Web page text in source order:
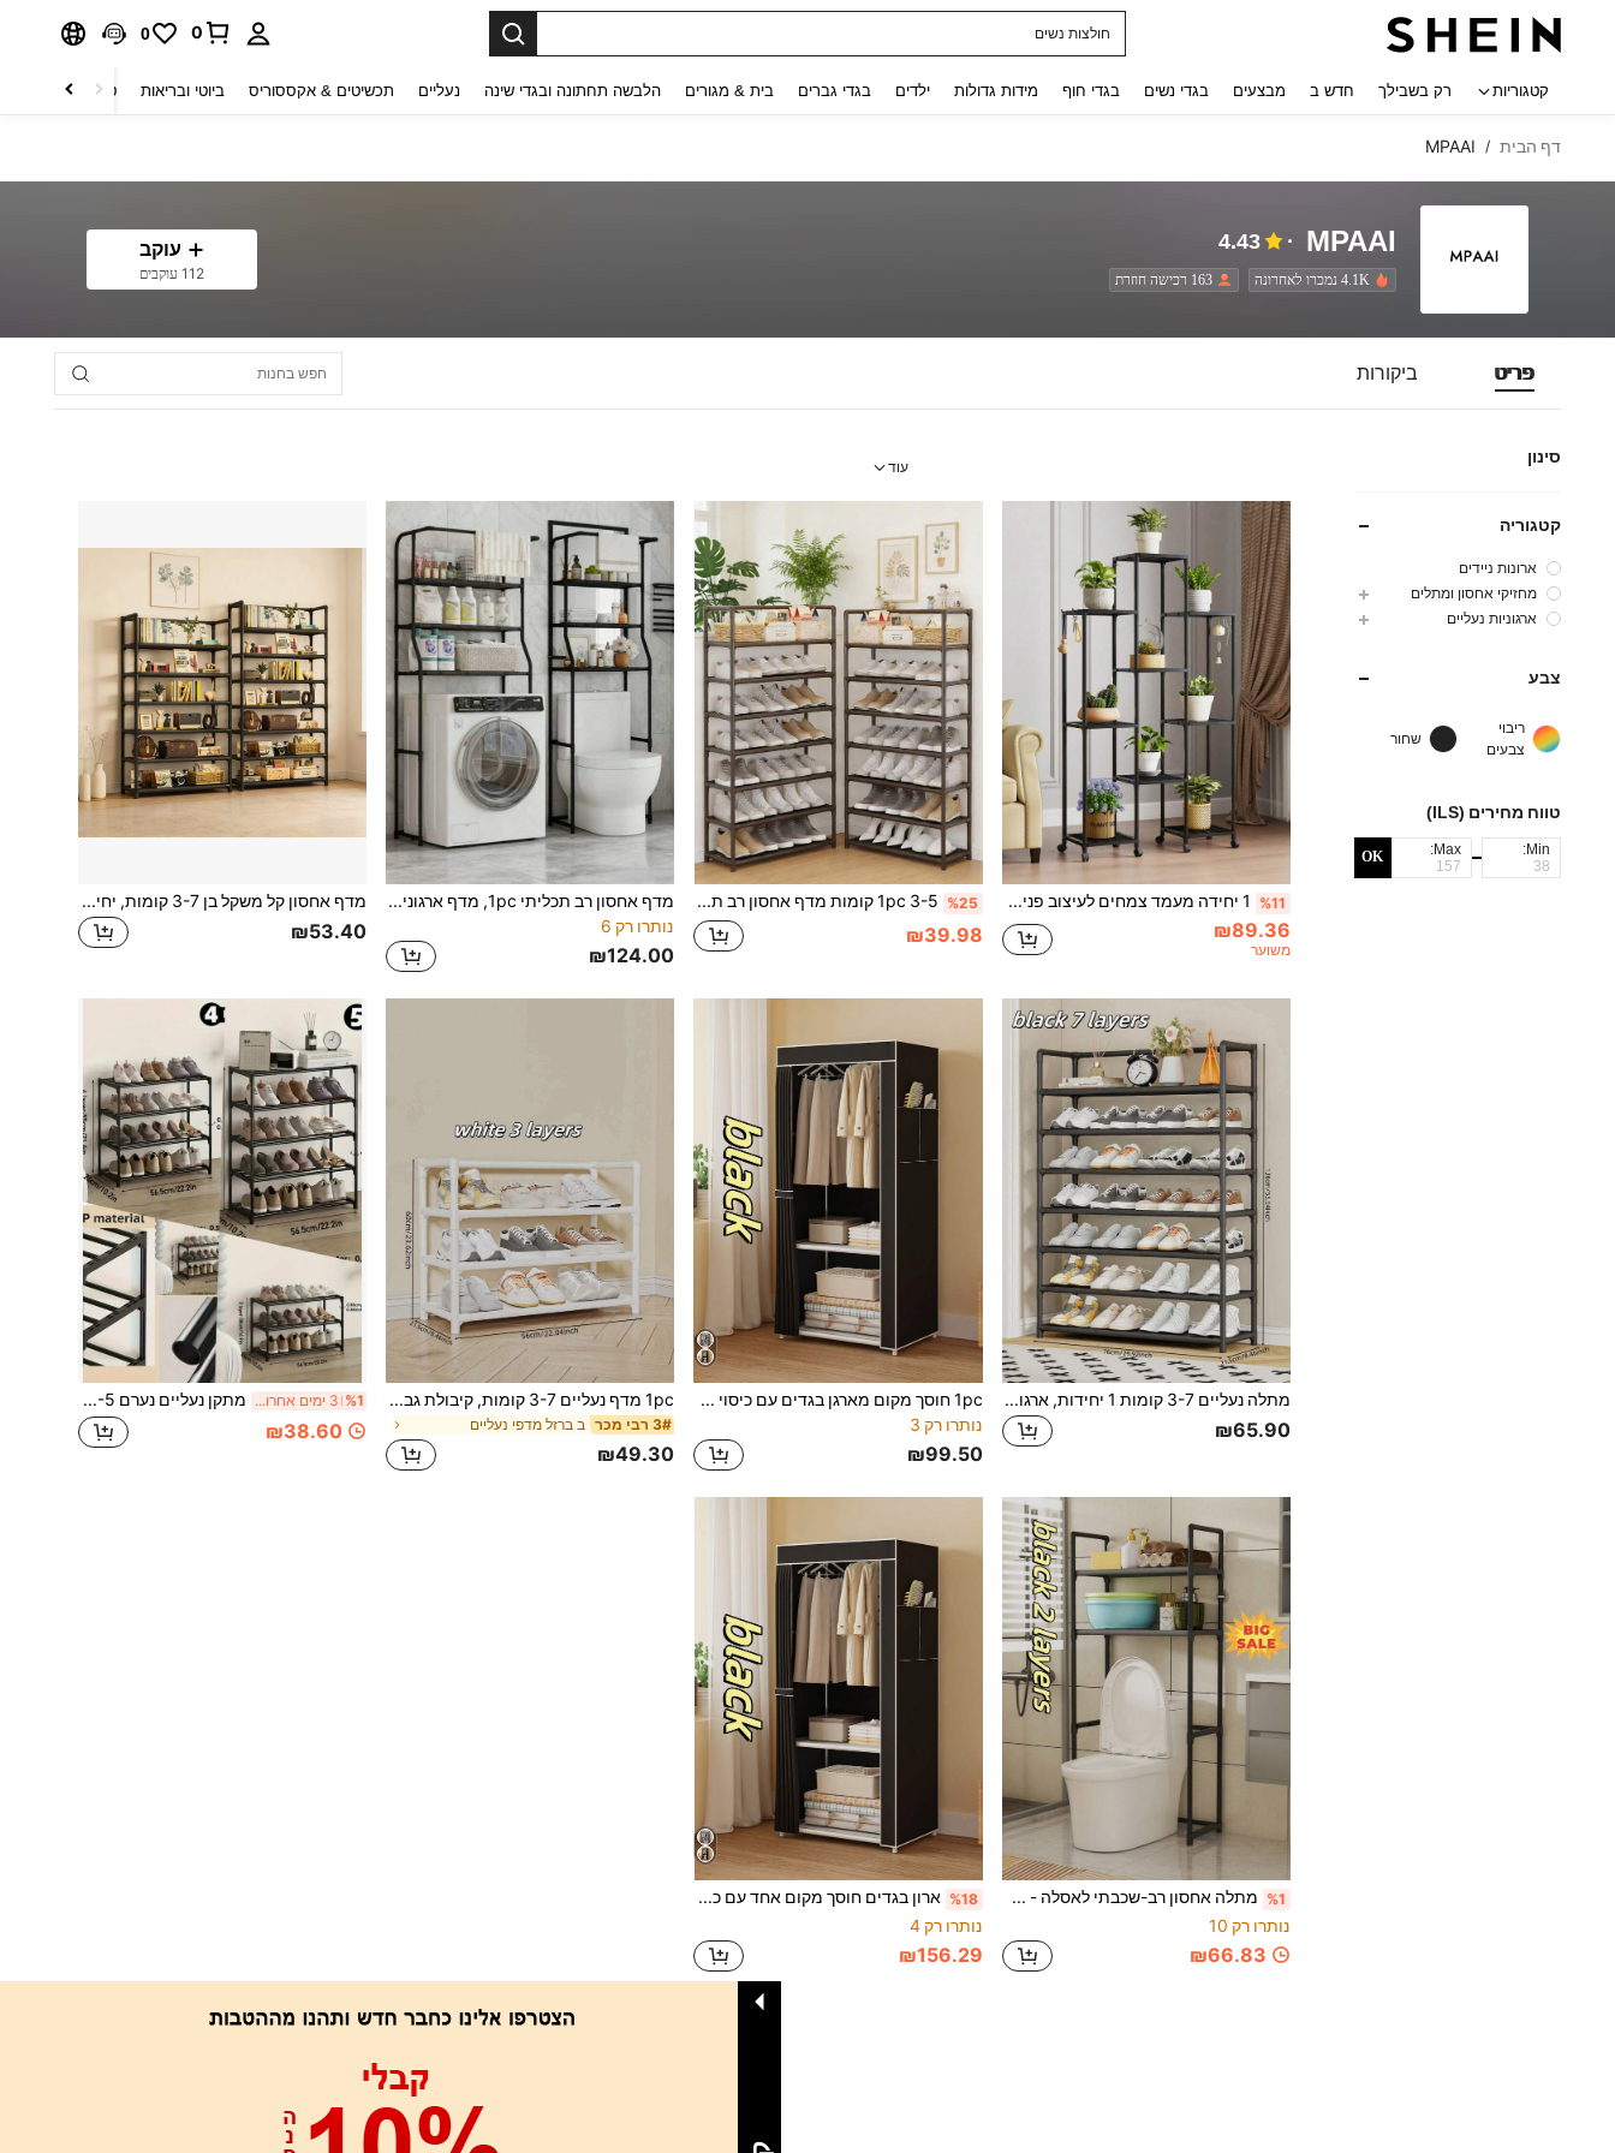
חולצות נשים
0
0
קטגוריות רק בשבילך חדש ב מבצעים בגדי נשים בגדי חוף מידות גדולות ילדים בגדי גברים בית & מגורים הלבשה תחתונה ובגדי שינה נעליים תכשיטים & אקססוריס ביוטי ובריאות טקסטיל לבית
דף הבית /
MPAAI
MPAAI
4.43
4.1K נמכרו לאחרונה 163 רכישה חוזרת
עוקב
112 עוקבים
פריט ביקורות
סינון
קטגוריה
ארונות ניידים
מחזיקי אחסון ומתלים
ארגוניות נעליים
צבע
ריבוי
צבעים
שחור
טווח מחירים (ILS)
Min:
Max:
OK
עוד
%11 1 יחידה מעמד צמחים לעיצוב פנים/מרפסת, אמנות ברזל נורדית מינימליסטית רב-שכבתית לתצוגת עציצים לסלון, מתאים לירוק
₪89.36
משוער
%25 1pc 3-5 קומות מדף אחסון רב תכליתי, סלון ביתי חדר שינה מעונות הרכבה קלה מדף נעליים קיבולת גבוהה, צינור עבה מחוזק נושא עומס, יכול לשמש כמדף אחסון/ארגונית שונות, חוסך מקום עמיד בפני אבק ישים עבור תרחישים מרובים
₪39.98
מדף אחסון רב תכליתי 1pc, מדף ארגונית בן 3 קומות בשחור לבן בשני צבעים עם מתלה מגבות, סל אחסון גדול, מארגן עומד לחדר אמבטיה/מרפסת, פתרון עמיד למים וחסכוני במקום
נותרו רק 6
₪124.00
מדף אחסון קל משקל בן 3-7 קומות, יחידת מדפים עצמאית קלה להרכבה, אחסון חוסך מקום למטבח, חדר אמבטיה, חדר שינה ומרפסת
₪53.40
מתלה נעליים 3-7 קומות 1 יחידות, ארגונית לאחסון נעליים להרכבה קלה, ארון נעליים עמיד בפני אבק רב שכבתי, מדף נעליים חוסך מקום לבית, מעונות, בית להשכרה, סוג כלכלי
₪65.90
1pc חוסך מקום מארגן בגדים עם כיסוי אבק נשלף - קיבולת גדולה רב צבעונית מתלה אחסון בגדים נייד, הרכבה קלה לחדר שינה סלון מעמד תצוגה לבגדים לארגון בגדים ועיצוב הבית
נותרו רק 3
₪99.50
1pc מדף נעליים 3-7 קומות, קיבולת גבוהה מחוזק פשוט כניסה רב שכבתי אבק הוכחה לבית מעונות ארון אחסון נעליים, מארגני נעליים, ארון נעליים, מארגן נעליים תלוי, מארגן נעליים מעל הדלת
3# רבי מכר ב ברזל מדפי נעליים
₪49.30
%1 3 ימים אחרונים מתקן נעליים נערם 3-5 קומות | מדף אחסון צינורי מתכת חוסך מקום | מארגן נעליים קל ועמיד לכניסה, ארון, מעונות | מתאים לנעלי ספורט, עקבים, מגפיים | הרכבה קלה, ללא צורך בכלים | זמין בשחור
₪38.60
%1
מתלה אחסון רב-שכבתי לאסלה - מדף אחסון קטן לחדר אמבטיה חוסך מקום, מארגן איפור גדול, אחסון מודרני מינימליסטי חיוני לחדר אמבטיה
נותרו רק 10
₪66.83
%18
ארון בגדים חוסך מקום אחד עם כיסוי נגד אבק - קיבולת גדולה, רב צבעים, מדף אחסון בגדים קל להרכבה, מתאים לעיצוב חדר שינה וסלון
נותרו רק 4
₪156.29